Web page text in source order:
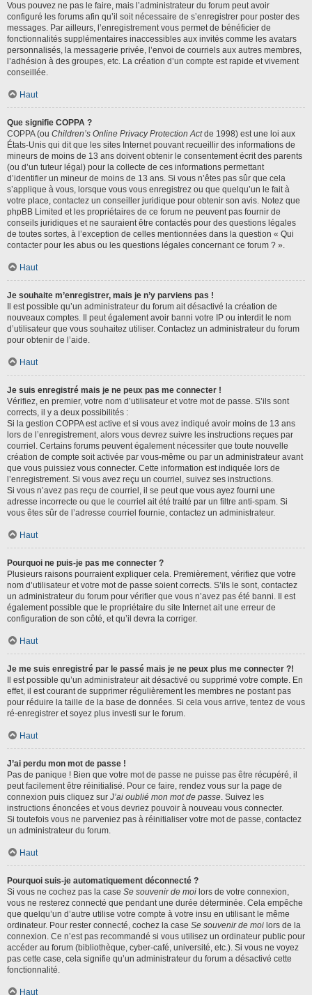
Vous pouvez ne pas le faire, mais l’administrateur du forum peut avoir
configuré les forums afin qu’il soit nécessaire de s’enregistrer pour poster des
messages. Par ailleurs, l’enregistrement vous permet de bénéficier de
fonctionnalités supplémentaires inaccessibles aux invités comme les avatars
personnalisés, la messagerie privée, l’envoi de courriels aux autres membres,
l’adhésion à des groupes, etc. La création d’un compte est rapide et vivement
conseillée.
Haut
Que signifie COPPA ?
COPPA (ou Children’s Online Privacy Protection Actde 1998) est une loi aux
États-Unis qui dit que les sites Internet pouvant recueillir des informations de
mineurs de moins de 13 ans doivent obtenir le consentement écrit des parents
(ou d’un tuteur légal) pour la collecte de ces informations permettant
d’identifier un mineur de moins de 13 ans. Si vous n’êtes pas sûr que cela
s’applique à vous, lorsque vous vous enregistrez ou que quelqu’un le fait à
votre place, contactez un conseiller juridique pour obtenir son avis. Notez que
phpBB Limited et les propriétaires de ce forum ne peuvent pas fournir de
conseils juridiques et ne sauraient être contactés pour des questions légales
de toutes sortes, à l’exception de celles mentionnées dans la question « Qui
contacter pour les abus ou les questions légales concernant ce forum ? ».
Haut
Je souhaite m’enregistrer, mais je n’y parviens pas !
Il est possible qu’un administrateur du forum ait désactivé la création de
nouveaux comptes. Il peut également avoir banni votre IP ou interdit le nom
d’utilisateur que vous souhaitez utiliser. Contactez un administrateur du forum
pour obtenir de l’aide.
Haut
Je suis enregistré mais je ne peux pas me connecter !
Vérifiez, en premier, votre nom d’utilisateur et votre mot de passe. S’ils sont
corrects, il y a deux possibilités :
Si la gestion COPPA est active et si vous avez indiqué avoir moins de 13 ans
lors de l’enregistrement, alors vous devrez suivre les instructions reçues par
courriel. Certains forums peuvent également nécessiter que toute nouvelle
création de compte soit activée par vous-même ou par un administrateur avant
que vous puissiez vous connecter. Cette information est indiquée lors de
l’enregistrement. Si vous avez reçu un courriel, suivez ses instructions.
Si vous n’avez pas reçu de courriel, il se peut que vous ayez fourni une
adresse incorrecte ou que le courriel ait été traité par un filtre anti-spam. Si
vous êtes sûr de l’adresse courriel fournie, contactez un administrateur.
Haut
Pourquoi ne puis-je pas me connecter ?
Plusieurs raisons pourraient expliquer cela. Premièrement, vérifiez que votre
nom d’utilisateur et votre mot de passe soient corrects. S’ils le sont, contactez
un administrateur du forum pour vérifier que vous n’avez pas été banni. Il est
également possible que le propriétaire du site Internet ait une erreur de
configuration de son côté, et qu’il devra la corriger.
Haut
Je me suis enregistré par le passé mais je ne peux plus me connecter ?!
Il est possible qu’un administrateur ait désactivé ou supprimé votre compte. En
effet, il est courant de supprimer régulièrement les membres ne postant pas
pour réduire la taille de la base de données. Si cela vous arrive, tentez de vous
ré-enregistrer et soyez plus investi sur le forum.
Haut
J’ai perdu mon mot de passe !
Pas de panique ! Bien que votre mot de passe ne puisse pas être récupéré, il
peut facilement être réinitialisé. Pour ce faire, rendez vous sur la page de
connexion puis cliquez sur J’ai oublié mon mot de passe. Suivez les
instructions énoncées et vous devriez pouvoir à nouveau vous connecter.
Si toutefois vous ne parveniez pas à réinitialiser votre mot de passe, contactez
un administrateur du forum.
Haut
Pourquoi suis-je automatiquement déconnecté ?
Si vous ne cochez pas la case Se souvenir de moi lors de votre connexion,
vous ne resterez connecté que pendant une durée déterminée. Cela empêche
que quelqu’un d’autre utilise votre compte à votre insu en utilisant le même
ordinateur. Pour rester connecté, cochez la case Se souvenir de moi lors de la
connexion. Ce n’est pas recommandé si vous utilisez un ordinateur public pour
accéder au forum (bibliothèque, cyber-café, université, etc.). Si vous ne voyez
pas cette case, cela signifie qu’un administrateur du forum a désactivé cette
fonctionnalité.
Haut